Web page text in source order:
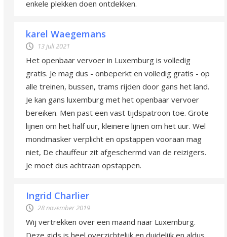
enkele plekken doen ontdekken.
karel Waegemans
13 juli 2021
Het openbaar vervoer in Luxemburg is volledig
gratis. Je mag dus - onbeperkt en volledig gratis - op
alle treinen, bussen, trams rijden door gans het land.
Je kan gans luxemburg met het openbaar vervoer
bereiken. Men past een vast tijdspatroon toe. Grote
lijnen om het half uur, kleinere lijnen om het uur. Wel
mondmasker verplicht en opstappen vooraan mag
niet, De chauffeur zit afgeschermd van de reizigers.
Je moet dus achtraan opstappen.
Ingrid Charlier
28 november 2019
Wij vertrekken over een maand naar Luxemburg.
Deze gids is heel overzichtelijk en duidelijk en aldus